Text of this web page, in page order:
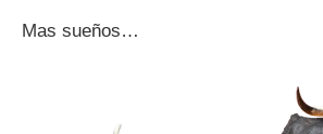
Mas sueños…